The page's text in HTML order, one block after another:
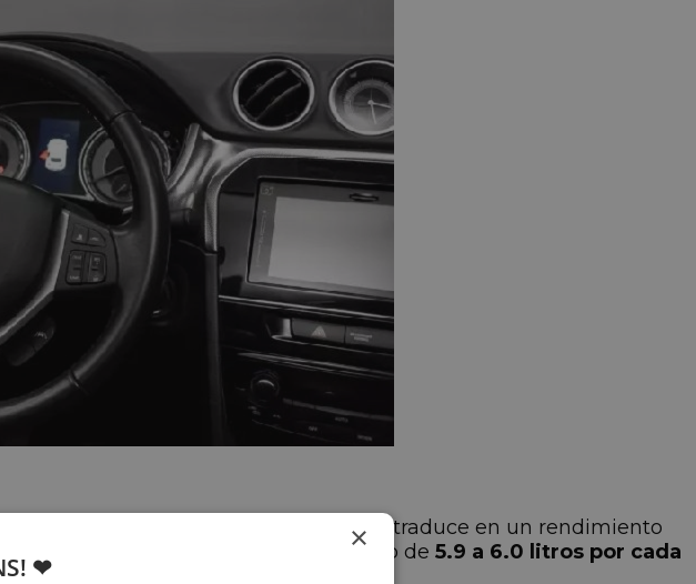
de potencia. Esto se traduce en un rendimiento
promedio se encuentra en el rango de 5.9 a 6.0 litros por cada
×
❤